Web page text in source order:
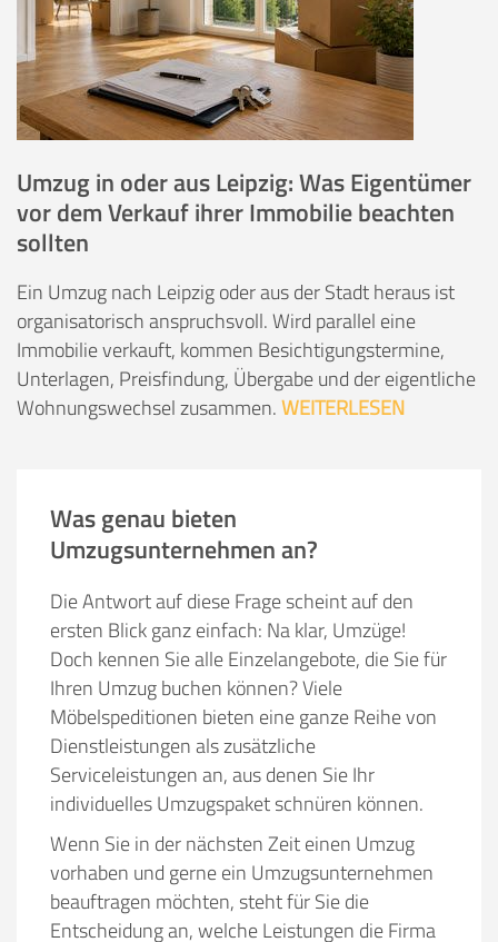
Umzug in oder aus Leipzig: Was Eigentümer
vor dem Verkauf ihrer Immobilie beachten
sollten
Ein Umzug nach Leipzig oder aus der Stadt heraus ist
organisatorisch anspruchsvoll. Wird parallel eine
Immobilie verkauft, kommen Besichtigungstermine,
Unterlagen, Preisfindung, Übergabe und der eigentliche
Wohnungswechsel zusammen.WEITERLESEN
Was genau bieten
Umzugsunternehmen an?
Die Antwort auf diese Frage scheint auf den
ersten Blick ganz einfach: Na klar, Umzüge!
Doch kennen Sie alle Einzelangebote, die Sie für
Ihren Umzug buchen können? Viele
Möbelspeditionen bieten eine ganze Reihe von
Dienstleistungen als zusätzliche
Serviceleistungen an, aus denen Sie Ihr
individuelles Umzugspaket schnüren können.
Wenn Sie in der nächsten Zeit einen Umzug
vorhaben und gerne ein Umzugsunternehmen
beauftragen möchten, steht für Sie die
Entscheidung an, welche Leistungen die Firma